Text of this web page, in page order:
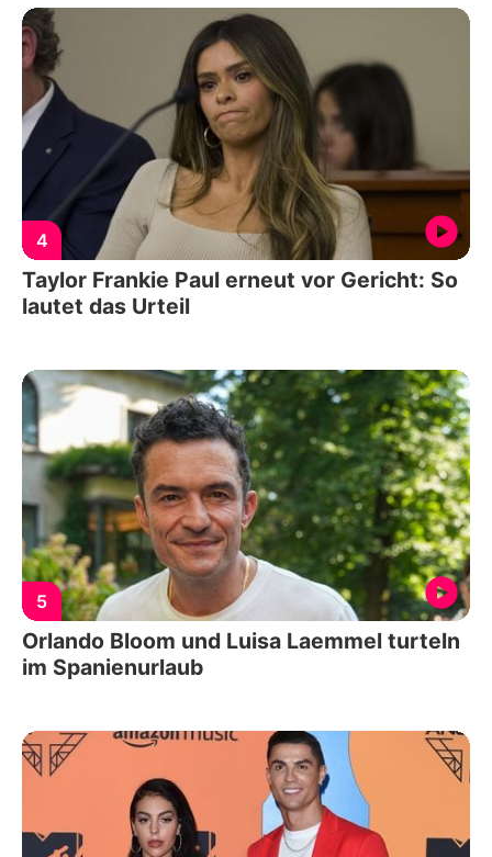
4
Taylor Frankie Paul erneut vor Gericht: So
lautet das Urteil
5
Orlando Bloom und Luisa Laemmel turteln
im Spanienurlaub